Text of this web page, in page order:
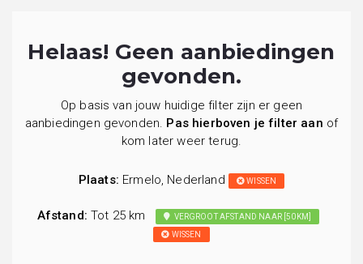
Helaas! Geen aanbiedingen
gevonden.
Op basis van jouw huidige filter zijn er geen
aanbiedingen gevonden. Pas hierboven je filter aan of
kom later weer terug.
Plaats: Ermelo, Nederland WISSEN
Afstand: Tot 25 km
VERGROOT AFSTAND NAAR [50KM]
WISSEN